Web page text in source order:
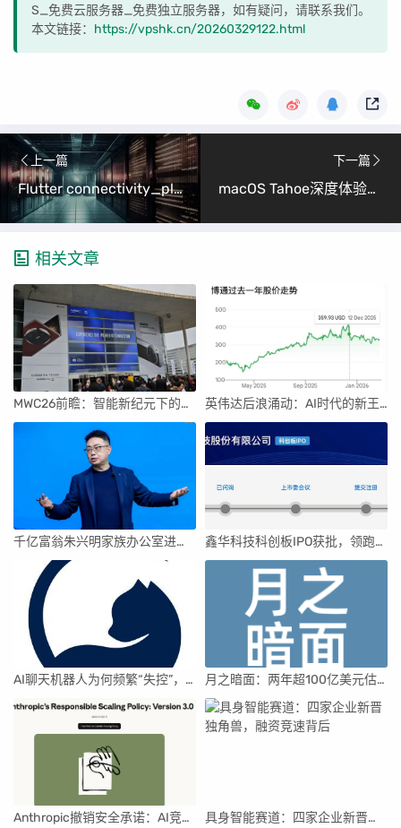
S_免费云服务器_免费独立服务器，如有疑问，请联系我们。
本文链接： https://vpshk.cn/20260329122.html
上一篇
Flutter connectivity_plus鸿蒙适配指南（从原理到实践）
下一篇
macOS Tahoe深度体验：12个重塑生产力的宝藏功能
相关文章
MWC26前瞻：智能新纪元下的科技盛宴 英伟达后浪涌动：AI时代的新王者与隐忧
千亿富翁朱兴明家族办公室进军VC圈 鑫华科技科创板IPO获批，领跑国内半导体材料市场
AI聊天机器人为何频繁“失控”，背后原因及解决方案解析 月之暗面：两年超100亿美元估值，K2.5引领AI新纪元
Anthropic撤销安全承诺：AI竞赛中的伦理与商业博弈 具身智能赛道：四家企业新晋独角兽，融资竞速背后